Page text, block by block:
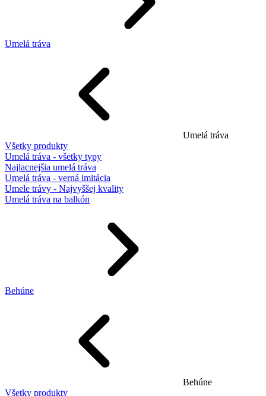
Umelá tráva
Umelá tráva
Všetky produkty
Umelá tráva - všetky typy
Najlacnejšia umelá tráva
Umelá tráva - verná imitácia
Umele trávy - Najvyššej kvality
Umelá tráva na balkón
Behúne
Behúne
Všetky produkty